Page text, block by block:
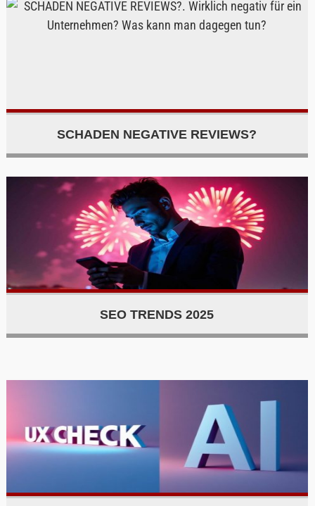
SCHADEN NEGATIVE REVIEWS?
SEO TRENDS 2025